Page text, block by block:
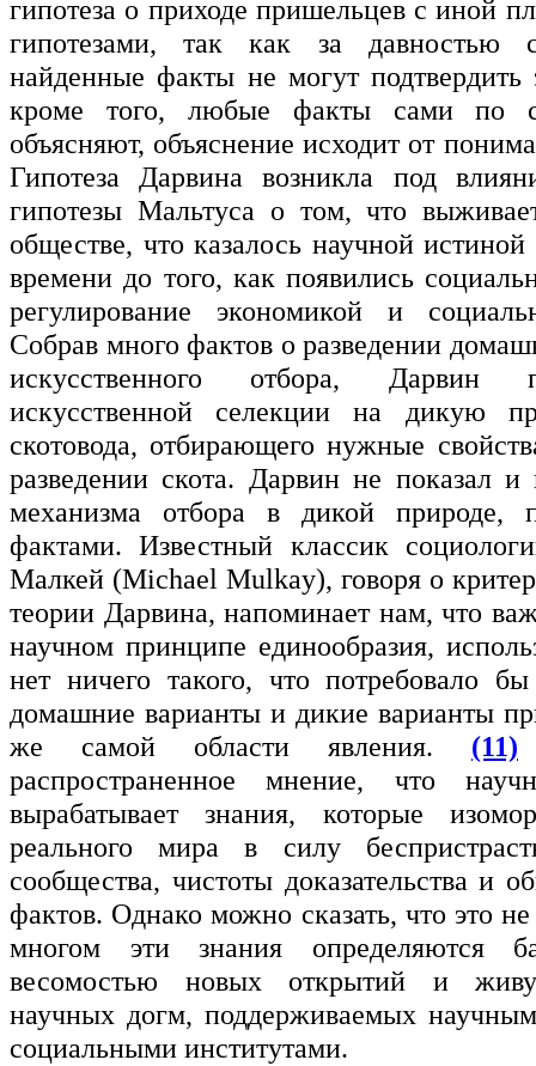
гипотеза о приходе пришельцев с иной
гипотезами, так как за давностью
найденные факты не могут
кроме того, любые факты сами по
объясняют, объяснение исходит от
Гипотеза Дарвина возникла под
гипотезы Мальтуса о том, что
обществе, что казалось научной
времени до того, как появились
регулирование экономикой и
Собрав много фактов о разведении
искусственного отбора, Дарвин
искусственной селекции на дикую
скотовода, отбирающего нужные
разведении скота. Дарвин не показал и
механизма отбора в дикой природе,
фактами. Известный классик
Малкей (Michael Mulkay), говоря о
теории Дарвина, напоминает нам, что
научном принципе единообразия,
нет ничего такого, что потребовало
домашние варианты и дикие варианты
же самой области явления. (11)
распространенное мнение, что
вырабатывает знания, которые
реального мира в силу
сообщества, чистоты доказательства и
фактов. Однако можно сказать, что это
многом эти знания определяются
весомостью новых открытий и
научных догм, поддерживаемых
социальными институтами.